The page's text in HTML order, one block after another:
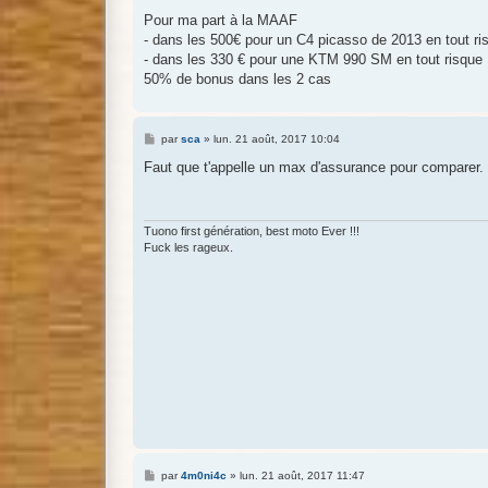
Pour ma part à la MAAF
- dans les 500€ pour un C4 picasso de 2013 en tout
- dans les 330 € pour une KTM 990 SM en tout risque
50% de bonus dans les 2 cas
M
s
parsca » lun. 21 août, 2017 10:04
Faut que t'appelle un max d'assurance pour comparer.
Tuono first génération, best moto Ever !!!
Fuck les rageux.
Mpar4m0ni4c » lun. 21 août, 2017 11:47